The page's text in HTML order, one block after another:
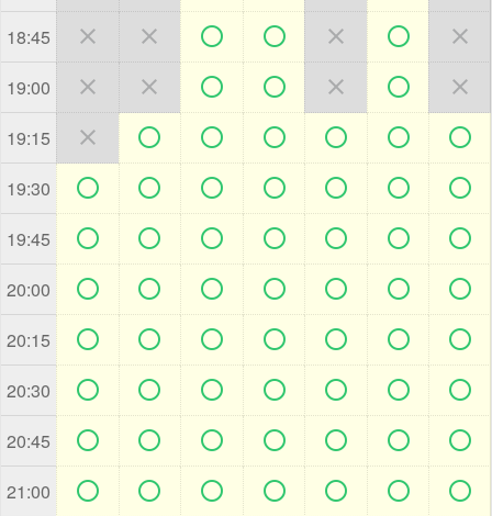
18:45       
19:00       
19:15       
19:30       
19:45       
20:00       
20:15       
20:30       
20:45       
21:00       